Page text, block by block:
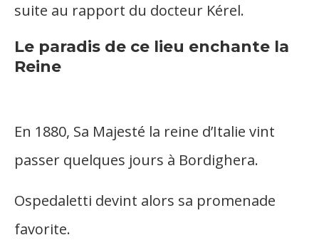
suite au rapport du docteur Kérel.
Le paradis de ce lieu enchante la
Reine
En 1880, Sa Majesté la reine d’Italie vint
passer quelques jours à Bordighera.
Ospedaletti devint alors sa promenade
favorite.